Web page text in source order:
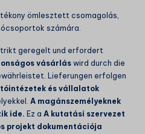
ömlesztett csomagolás,
számára.
geregelt und erfordert
vásárláswird durch die
Lieferungen erfolgen
és vállalatok
A magánszemélyeknek
ide. Ez a A kutatási szervezet
projekt dokumentációja